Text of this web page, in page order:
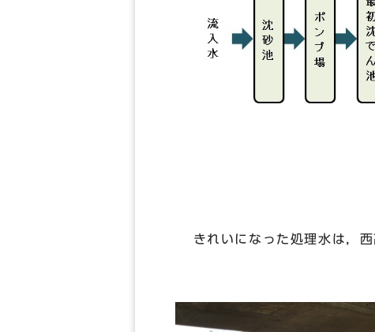
きれいになった処理水は，西